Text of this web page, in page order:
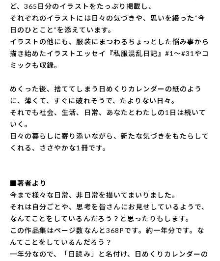
ど、365日分のイラストをたっぷり掲載し、
それぞれのイラストには日々の気づきや、思いを綴った“今
日のひとこと”を添えています。
イラストの他にも、服装にまつわるちょっとした悩み事から
描き始めたイラストエッセイ『私服混乱日記』#1～#31やコ
ミックも収録。
めくった後、捨ててしまう日めくりカレンダーの紙のよう
に、薄くて、すぐに破れそうで、たよりない日々。
それでも社会、生活、日常、あなたとわたしの1日は続いて
いく。
日々の暮らしに寄り添いながら、新たな気づきをもたらして
くれる、ささやかな1冊です。
■著者より
今まで様々な日常、非日常を描いてまいりました。
それは自分ごとや、思考を皆さんにお見せしているようで、
なんてことをしているんだろう？と思ったりもします。
この作品集はページ数なんと368Pです。約一年分です。な
んてことをしているんだろう？
一年分なので、「日読み」と名付け、日めくりカレンダーの